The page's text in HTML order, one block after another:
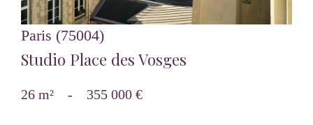
Paris (75004)
Studio Place des Vosges
26 m² - 355 000 €